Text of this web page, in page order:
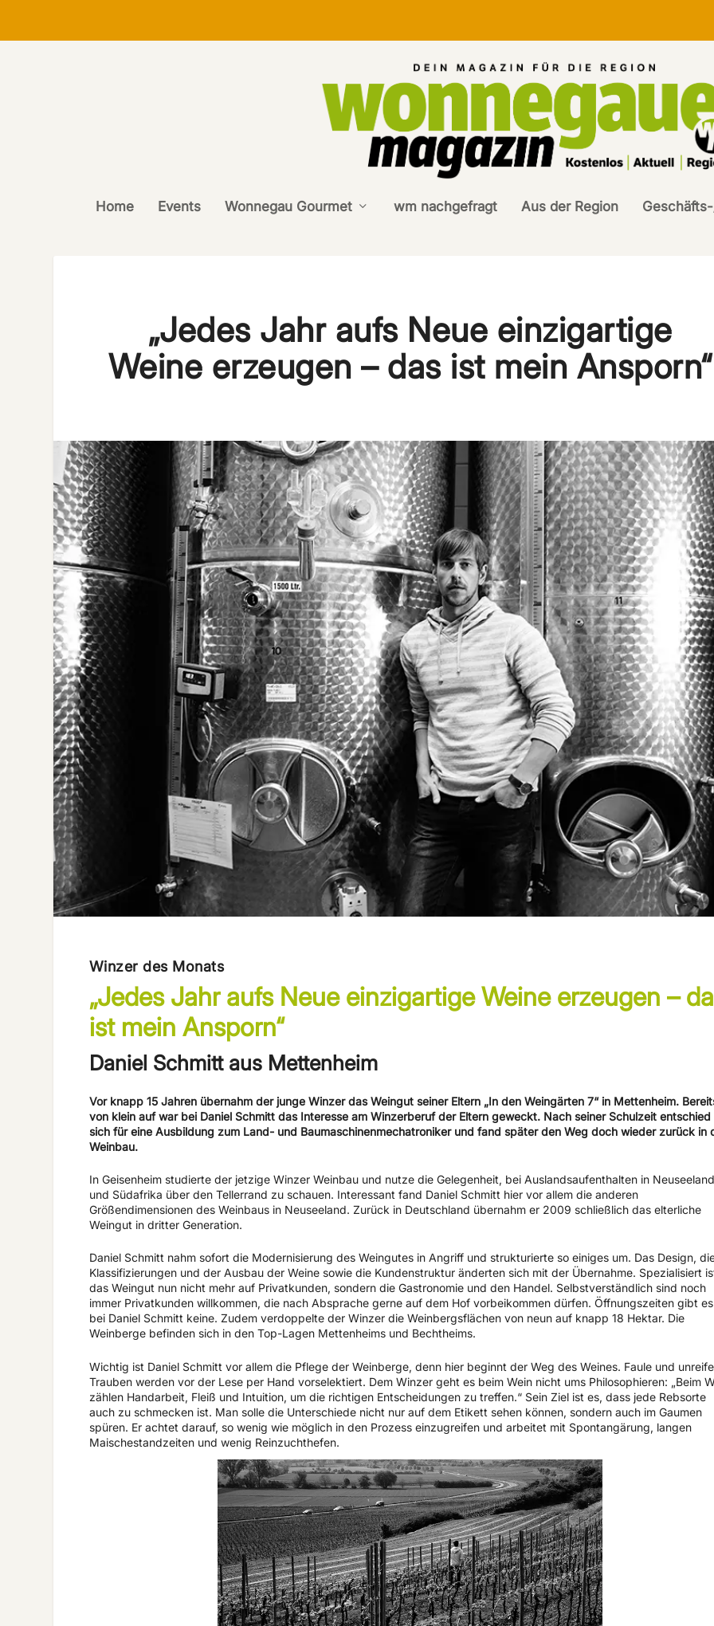
Home Events Wonnegau Gourmet wm nachgefragt Aus der Region
„Jedes Jahr aufs Neue einzigartige
Weine erzeugen – das ist mein Ansporn“
Winzer des Monats
„Jedes Jahr aufs Neue einzigartige Weine erzeugen –
ist mein Ansporn“
Daniel Schmitt aus Mettenheim
Vor knapp 15 Jahren übernahm der junge Winzer das Weingut seiner Eltern „In den Weingärten 7“ in Mettenheim.
von klein auf war bei Daniel Schmitt das Interesse am Winzerberuf der Eltern geweckt. Nach seiner Schulzeit entschied
sich für eine Ausbildung zum Land- und Baumaschinenmechatroniker und fand später den Weg doch wieder zurück in
Weinbau.
In Geisenheim studierte der jetzige Winzer Weinbau und nutze die Gelegenheit, bei Auslandsaufenthalten in Neuseeland
und Südafrika über den Tellerrand zu schauen. Interessant fand Daniel Schmitt hier vor allem die anderen
Größendimensionen des Weinbaus in Neuseeland. Zurück in Deutschland übernahm er 2009 schließlich das elterliche
Weingut in dritter Generation.
Daniel Schmitt nahm sofort die Modernisierung des Weingutes in Angriff und strukturierte so einiges um. Das Design,
Klassifizierungen und der Ausbau der Weine sowie die Kundenstruktur änderten sich mit der Übernahme. Spezialisiert
das Weingut nun nicht mehr auf Privatkunden, sondern die Gastronomie und den Handel. Selbstverständlich sind noch
immer Privatkunden willkommen, die nach Absprache gerne auf dem Hof vorbeikommen dürfen. Öffnungszeiten gibt es
bei Daniel Schmitt keine. Zudem verdoppelte der Winzer die Weinbergsflächen von neun auf knapp 18 Hektar. Die
Weinberge befinden sich in den Top-Lagen Mettenheims und Bechtheims.
Wichtig ist Daniel Schmitt vor allem die Pflege der Weinberge, denn hier beginnt der Weg des Weines. Faule und unreife
Trauben werden vor der Lese per Hand vorselektiert. Dem Winzer geht es beim Wein nicht ums Philosophieren: „Beim
zählen Handarbeit, Fleiß und Intuition, um die richtigen Entscheidungen zu treffen.“ Sein Ziel ist es, dass jede Rebsorte
auch zu schmecken ist. Man solle die Unterschiede nicht nur auf dem Etikett sehen können, sondern auch im Gaumen
spüren. Er achtet darauf, so wenig wie möglich in den Prozess einzugreifen und arbeitet mit Spontangärung, langen
Maischestandzeiten und wenig Reinzuchthefen.